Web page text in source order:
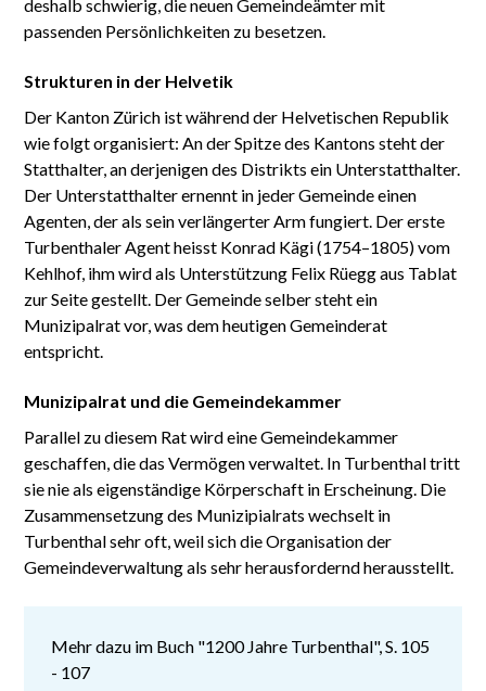
deshalb schwierig, die neuen Gemeindeämter mit
passenden Persönlichkeiten zu besetzen.
Strukturen in der Helvetik
Der Kanton Zürich ist während der Helvetischen Republik
wie folgt organisiert: An der Spitze des Kantons steht der
Statthalter, an derjenigen des Distrikts ein Unterstatthalter.
Der Unterstatthalter ernennt in jeder Gemeinde einen
Agenten, der als sein verlängerter Arm fungiert. Der erste
Turbenthaler Agent heisst Konrad Kägi (1754–1805) vom
Kehlhof, ihm wird als Unterstützung Felix Rüegg aus Tablat
zur Seite gestellt. Der Gemeinde selber steht ein
Munizipalrat vor, was dem heutigen Gemeinderat
entspricht.
Munizipalrat und die Gemeindekammer
Parallel zu diesem Rat wird eine Gemeindekammer
geschaffen, die das Vermögen verwaltet. In Turbenthal tritt
sie nie als eigenständige Körperschaft in Erscheinung. Die
Zusammensetzung des Munizipialrats wechselt in
Turbenthal sehr oft, weil sich die Organisation der
Gemeindeverwaltung als sehr herausfordernd herausstellt.
Mehr dazu im Buch "1200 Jahre Turbenthal", S. 105
- 107